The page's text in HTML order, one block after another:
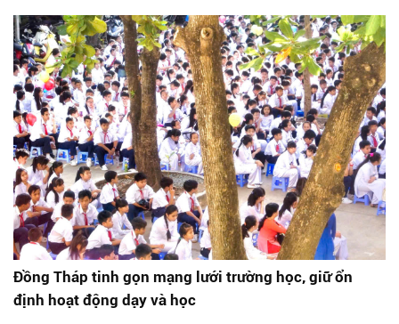
Đồng Tháp tinh gọn mạng lưới trường học, giữ ổn
định hoạt động dạy và học